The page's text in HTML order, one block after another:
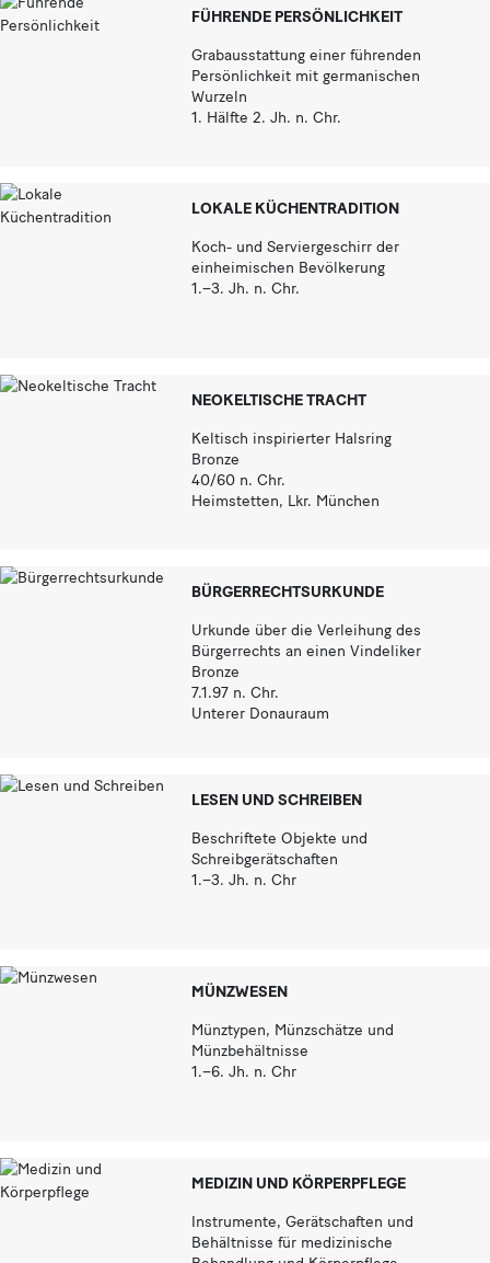
FÜHRENDE PERSÖNLICHKEIT
Grabausstattung einer führenden
Persönlichkeit mit germanischen
Wurzeln
1. Hälfte 2. Jh. n. Chr.
LOKALE KÜCHENTRADITION
Koch- und Serviergeschirr der
einheimischen Bevölkerung
1.–3. Jh. n. Chr.
NEOKELTISCHE TRACHT
Keltisch inspirierter Halsring
Bronze
40/60 n. Chr.
Heimstetten, Lkr. München
BÜRGERRECHTSURKUNDE
Urkunde über die Verleihung des
Bürgerrechts an einen Vindeliker
Bronze
7.1.97 n. Chr.
Unterer Donauraum
LESEN UND SCHREIBEN
Beschriftete Objekte und
Schreibgerätschaften
1.–3. Jh. n. Chr
MÜNZWESEN
Münztypen, Münzschätze und
Münzbehältnisse
1.–6. Jh. n. Chr
MEDIZIN UND KÖRPERPFLEGE
Instrumente, Gerätschaften und
Behältnisse für medizinische